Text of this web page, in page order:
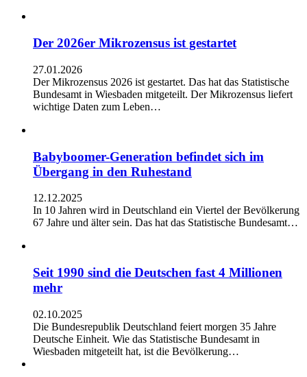
Der 2026er Mikrozensus ist gestartet
27.01.2026
Der Mikrozensus 2026 ist gestartet. Das hat das Statistische
Bundesamt in Wiesbaden mitgeteilt. Der Mikrozensus liefert
wichtige Daten zum Leben…
Babyboomer-Generation befindet sich im
Übergang in den Ruhestand
12.12.2025
In 10 Jahren wird in Deutschland ein Viertel der Bevölkerung
67 Jahre und älter sein. Das hat das Statistische Bundesamt…
Seit 1990 sind die Deutschen fast 4 Millionen
mehr
02.10.2025
Die Bundesrepublik Deutschland feiert morgen 35 Jahre
Deutsche Einheit. Wie das Statistische Bundesamt in
Wiesbaden mitgeteilt hat, ist die Bevölkerung…